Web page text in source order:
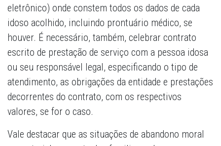
eletrônico) onde constem todos os dados de cada
idoso acolhido, incluindo prontuário médico, se
houver. É necessário, também, celebrar contrato
escrito de prestação de serviço com a pessoa idosa
ou seu responsável legal, especificando o tipo de
atendimento, as obrigações da entidade e prestações
decorrentes do contrato, com os respectivos
valores, se for o caso.
Vale destacar que as situações de abandono moral